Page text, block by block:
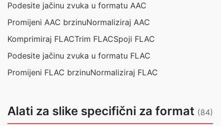
Podesite jačinu zvuka u formatu AAC
Promijeni AAC brzinuNormaliziraj AAC
Komprimiraj FLACTrim FLACSpoji FLAC
Podesite jačinu zvuka u formatu FLAC
Promijeni FLAC brzinuNormaliziraj FLAC
Alati za slike specifični za format (84)